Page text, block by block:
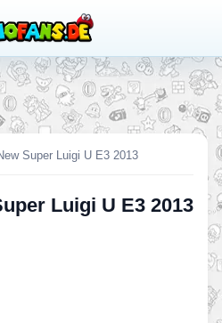
Super Luigi U E3 2013
Luigi U E3 2013